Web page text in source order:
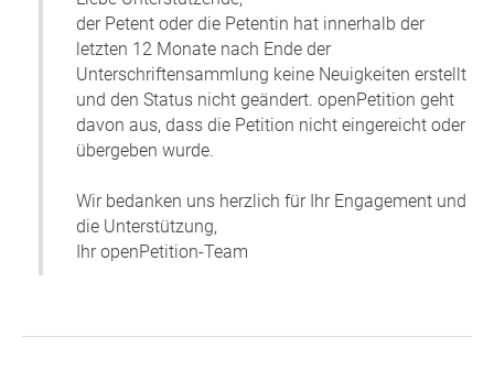
причине ему отказано в полете, повторно
предоставив технический паспорт электроприставки,
который подтверждал соответствие емкости батареи
заявленным авиакомпанией требованиям и
международным стандартам. Причину, по которой
электроприставку к инвалидному креслу нельзя
провозить в самолете, сотрудники авиакомпании не
смогли объяснить. Николай Горев находился в
шоковом состоянии от отсутствия конструктивной
коммуникации с представителями авиакомпании. В
решении ситуации не помогли переговоры даже с
все-таки улетел, но электроприставку был вынужден
der Petent oder die Petentin hat innerhalb der
letzten 12 Monate nach Ende der
Unterschriftensammlung keine Neuigkeiten erstellt
und den Status nicht geändert. openPetition geht
davon aus, dass die Petition nicht eingereicht oder
übergeben wurde.
Wir bedanken uns herzlich für Ihr Engagement und
die Unterstützung,
Ihr openPetition-Team